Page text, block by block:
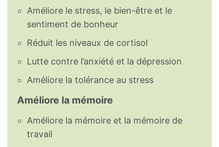
Améliore le stress, le bien-être et le
sentiment de bonheur
Réduit les niveaux de cortisol
Lutte contre l’anxiété et la dépression
Améliore la tolérance au stress
Améliore la mémoire
Améliore la mémoire et la mémoire de
travail